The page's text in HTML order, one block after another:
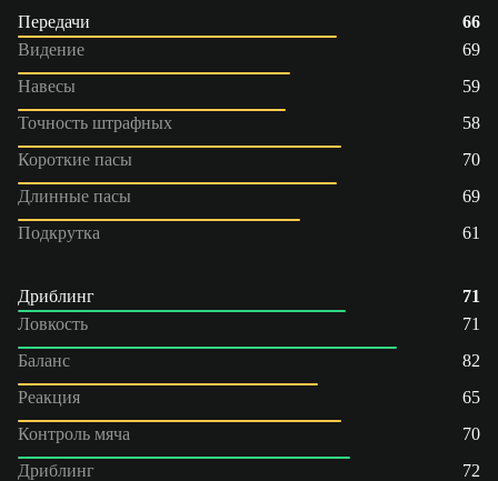
Передачи
66
Видение
69
Навесы
59
Точность штрафных
58
Короткие пасы
70
Длинные пасы
69
Подкрутка
61
Дриблинг
71
Ловкость
71
Баланс
82
Реакция
65
Контроль мяча
70
Дриблинг
72